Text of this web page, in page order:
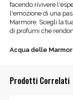
facendo rivivere
l'emozione di una
Marmore. Scegli la
di profumi che
Acqua delle
Prodotti Correlati